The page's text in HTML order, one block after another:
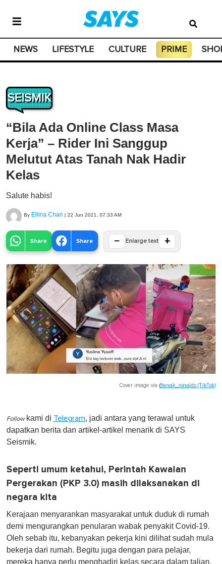
NEWS LIFESTYLE CULTURE PRIME
SEISMIK
“Bila Ada Online Class Masa
Kerja” – Rider Ini Sanggup
Melutut Atas Tanah Nak Hadir
Kelas
Salute habis!
By Ellina Chan | 22 Jun 2021, 07:33 AM
Share Share − Enlarge text +
Cover image via @anak_ronaldo (TikTok)
Follow kami di Telegram, jadi antara yang terawal untuk
dapatkan berita dan artikel-artikel menarik di SAYS
Seismik.
Seperti umum ketahui, Perintah Kawalan
Pergerakan (PKP 3.0) masih dilaksanakan di
negara kita
Kerajaan menyarankan masyarakat untuk duduk di rumah
demi mengurangkan penularan wabak penyakit Covid-19.
Oleh sebab itu, kebanyakan pekerja kini dilihat sudah mula
bekerja dari rumah. Begitu juga dengan para pelajar,
mereka hanya perlu menghadiri kelas secara dalam talian.